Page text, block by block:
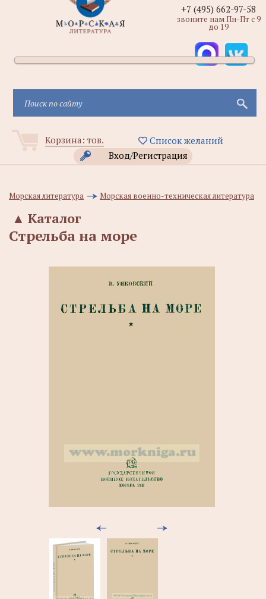
Корзина: тов.
Список желаний
Вход/Регистрация
+7 (495) 662-97-58
звоните нам Пн-Пт с 9
до 19
Морская литература Морская военно-техническая литература
Каталог
▲
Стрельба на море